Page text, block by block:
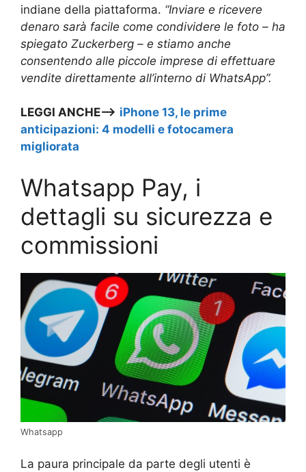
indiane della piattaforma. “Inviare e ricevere
denaro sarà facile come condividere le foto – ha
spiegato Zuckerberg – e stiamo anche
consentendo alle piccole imprese di effettuare
vendite direttamente all’interno di WhatsApp”.
LEGGI ANCHE—> iPhone 13, le prime
anticipazioni: 4 modelli e fotocamera
migliorata
Whatsapp Pay, i
dettagli su sicurezza e
commissioni
Whatsapp
La paura principale da parte degli utenti è